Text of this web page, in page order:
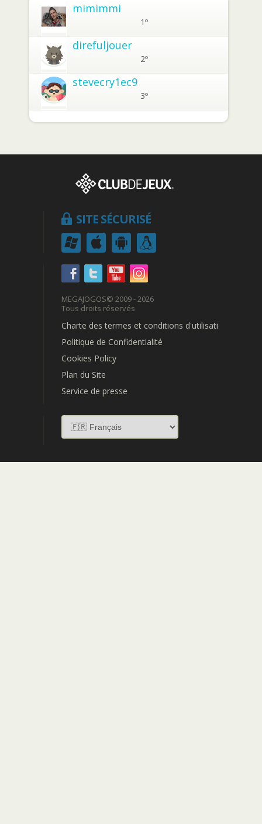
mimimmi
1º
direfuljouer
2º
stevecry1ec9
3º
SITE SÉCURISÉ
MEGAJOGOS© 2009 - 2026
Tous droits réservés
Charte des termes et conditions d'utilisation
Politique de Confidentialité
Cookies Policy
Plan du Site
Service de presse